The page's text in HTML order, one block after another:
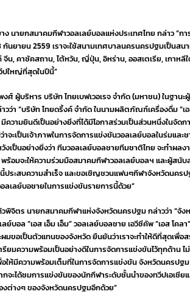
ง นายกสมาคมกีฬาวอลเลย์บอลแห่งประเทศไทย กล่าว “ก
กันยายน 2559 เราจะใช้สนามเทศบาลนครนครปฐมเป็นส
น, คาซัคสถาน, ไต้หวัน, ญี่ปุ่น, อิหร่าน, ออสเตเรีย, เกาหลี
ปใหญ่ที่สุดในปีนี้”
ศ์ ผู้บริหาร บริษัท ไทยเบฟเวอเรจ จำกัด (มหาชน) ในฐาน
าวว่า “บริษัท ไทยดริ้งค์ จำกัด ในนามผลิตภัณฑ์เครื่องดื่ม “
ความยินดีเป็นอย่างยิ่งที่ได้มีโอกาสร่วมเป็นส่วนหนึ่งในจั
าจะเป็นเจ้าภาพในการจัดการแข่งขันวอลเลย์บอลในร่มและ
งเป็นอย่างยิ่งว่า ทีมวอลเลย์บอลชายทีมชาติไทย จะทำผล
พร้อมจะให้ความร่วมมือสมาคมกีฬาวอลเลย์บอลฯ และผู้สนั
ระสบความสำเร็จ และขอเชิญชวนแฟนๆกีฬาจังหวัดนครป
ลเลย์บอชายในการแข่งขันรายการนี้ด้วย”
พิจิตร นายกสมาคมกีฬาแห่งจังหวัดนครปฐม กล่าวว่า “จัง
ย์บอล “เอส เอ็ม เอ็ม” วอลเลย์บอลชาย เอวีซีคัพ “เอส โค
มขอเป็นตัวแทนของจังหวัด ยืนยันว่าเราจะทำให้ดีที่สุดเพื่อ
รียมความพร้อมเป็นอย่างดีในการจัดการแข่งขันไว้ทุกด้าน ไ
ให้มีความพร้อมเต็มที่ในการจัดการแข่งขัน จังหวัดนครปฐ
จะได้ชมการแข่งขันของนักกีฬาระดับชั้นนำของทวีปเอเชี
งต่างๆ ของจังหวัดนครปฐมอีกด้วย”